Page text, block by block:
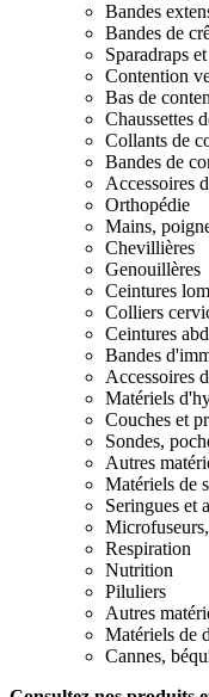
Bandes
Bandes de
Sparadraps
Contention
Bas de
Chaussettes
Collants de
Bandes de
Accessoires
Orthopédie
Mains,
Chevillières
Genouillères
Ceintures
Colliers
Ceintures
Bandes
Accessoires
Matériels
Couches et
Sondes,
Autres
Matériels de
Seringues et
Respiration
Nutrition
Piluliers
Autres
Matériels de
Cannes,